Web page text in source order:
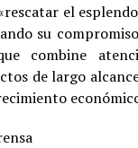
el
su
combine
de largo